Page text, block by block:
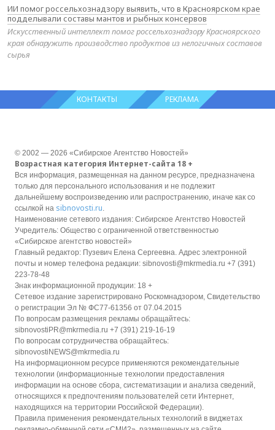
ИИ помог россельхознадзору выявить, что в Красноярском крае
подделывали составы мантов и рыбных консервов
Искусственный интеллект помог россельхознадзору Красноярского
края обнаружить производство продуктов из нелогичных составов
сырья
КОНТАКТЫ РЕКЛАМА
© 2002 — 2026 «Сибирское Агентство Новостей»
Возрастная категория Интернет-сайта 18 +
Вся информация, размещенная на данном ресурсе, предназначена
только для персонального использования и не подлежит
дальнейшему воспроизведению или распространению, иначе как со
ссылкой на sibnovosti.ru
Наименование сетевого издания: Сибирское Агентство Новостей
Учредитель: Общество с ограниченной ответственностью
«Сибирское агентство новостей»
Главный редактор: Пузевич Елена Сергеевна. Адрес электронной
почты и номер телефона редакции: sibnovosti@mkrmedia.ru +7 (391)
223-78-48
Знак информационной продукции: 18 +
Сетевое издание зарегистрировано Роскомнадзором, Свидетельство
о регистрации Эл № ФС77-61356 от 07.04.2015
По вопросам размещения рекламы обращайтесь:
sibnovostiPR@mkrmedia.ru +7 (391) 219-16-19
По вопросам сотрудничества обращайтесь:
sibnovostiNEWS@mkrmedia.ru
На информационном ресурсе применяются рекомендательные
технологии (информационные технологии предоставления
информации на основе сбора, систематизации и анализа сведений,
относящихся к предпочтениям пользователей сети Интернет,
находящихся на территории Российской Федерации).
Правила применения рекомендательных технологий в виджетах